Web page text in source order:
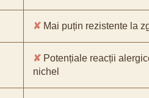
✘ Mai puțin rezistente la
✘ Potențiale reacții
nichel